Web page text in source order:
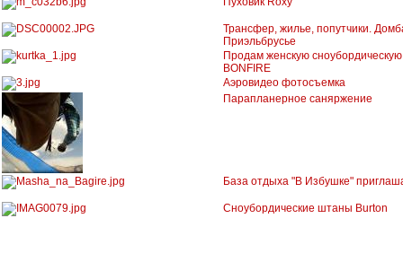
Трансфер, жилье, попутчики.
Приэльбрусье
Продам женскую сноубордическую
BONFIRE
Аэровидео фотосъемка
Парапланерное саняржение
База отдыха "В Избушке"
Сноубордические штаны Burton